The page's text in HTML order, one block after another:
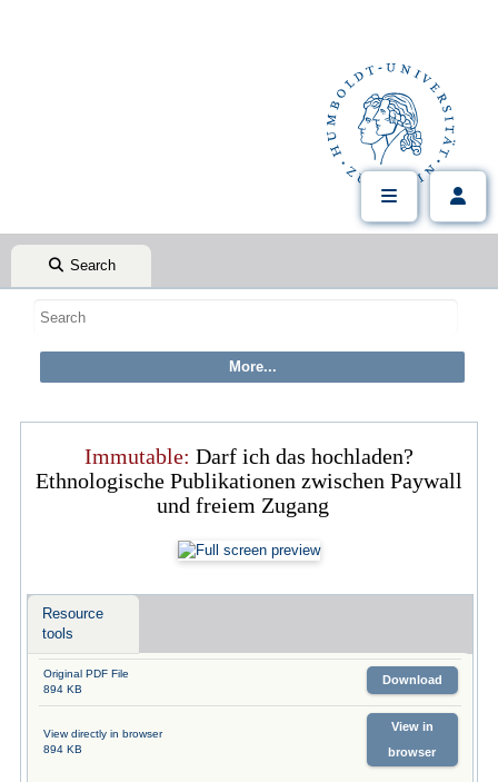
Search
Immutable: Darf ich das hochladen?
Ethnologische Publikationen zwischen Paywall
und freiem Zugang
Resource
tools
Original PDF File
894 KB
Download
View directly in browser
894 KB
View in
browser